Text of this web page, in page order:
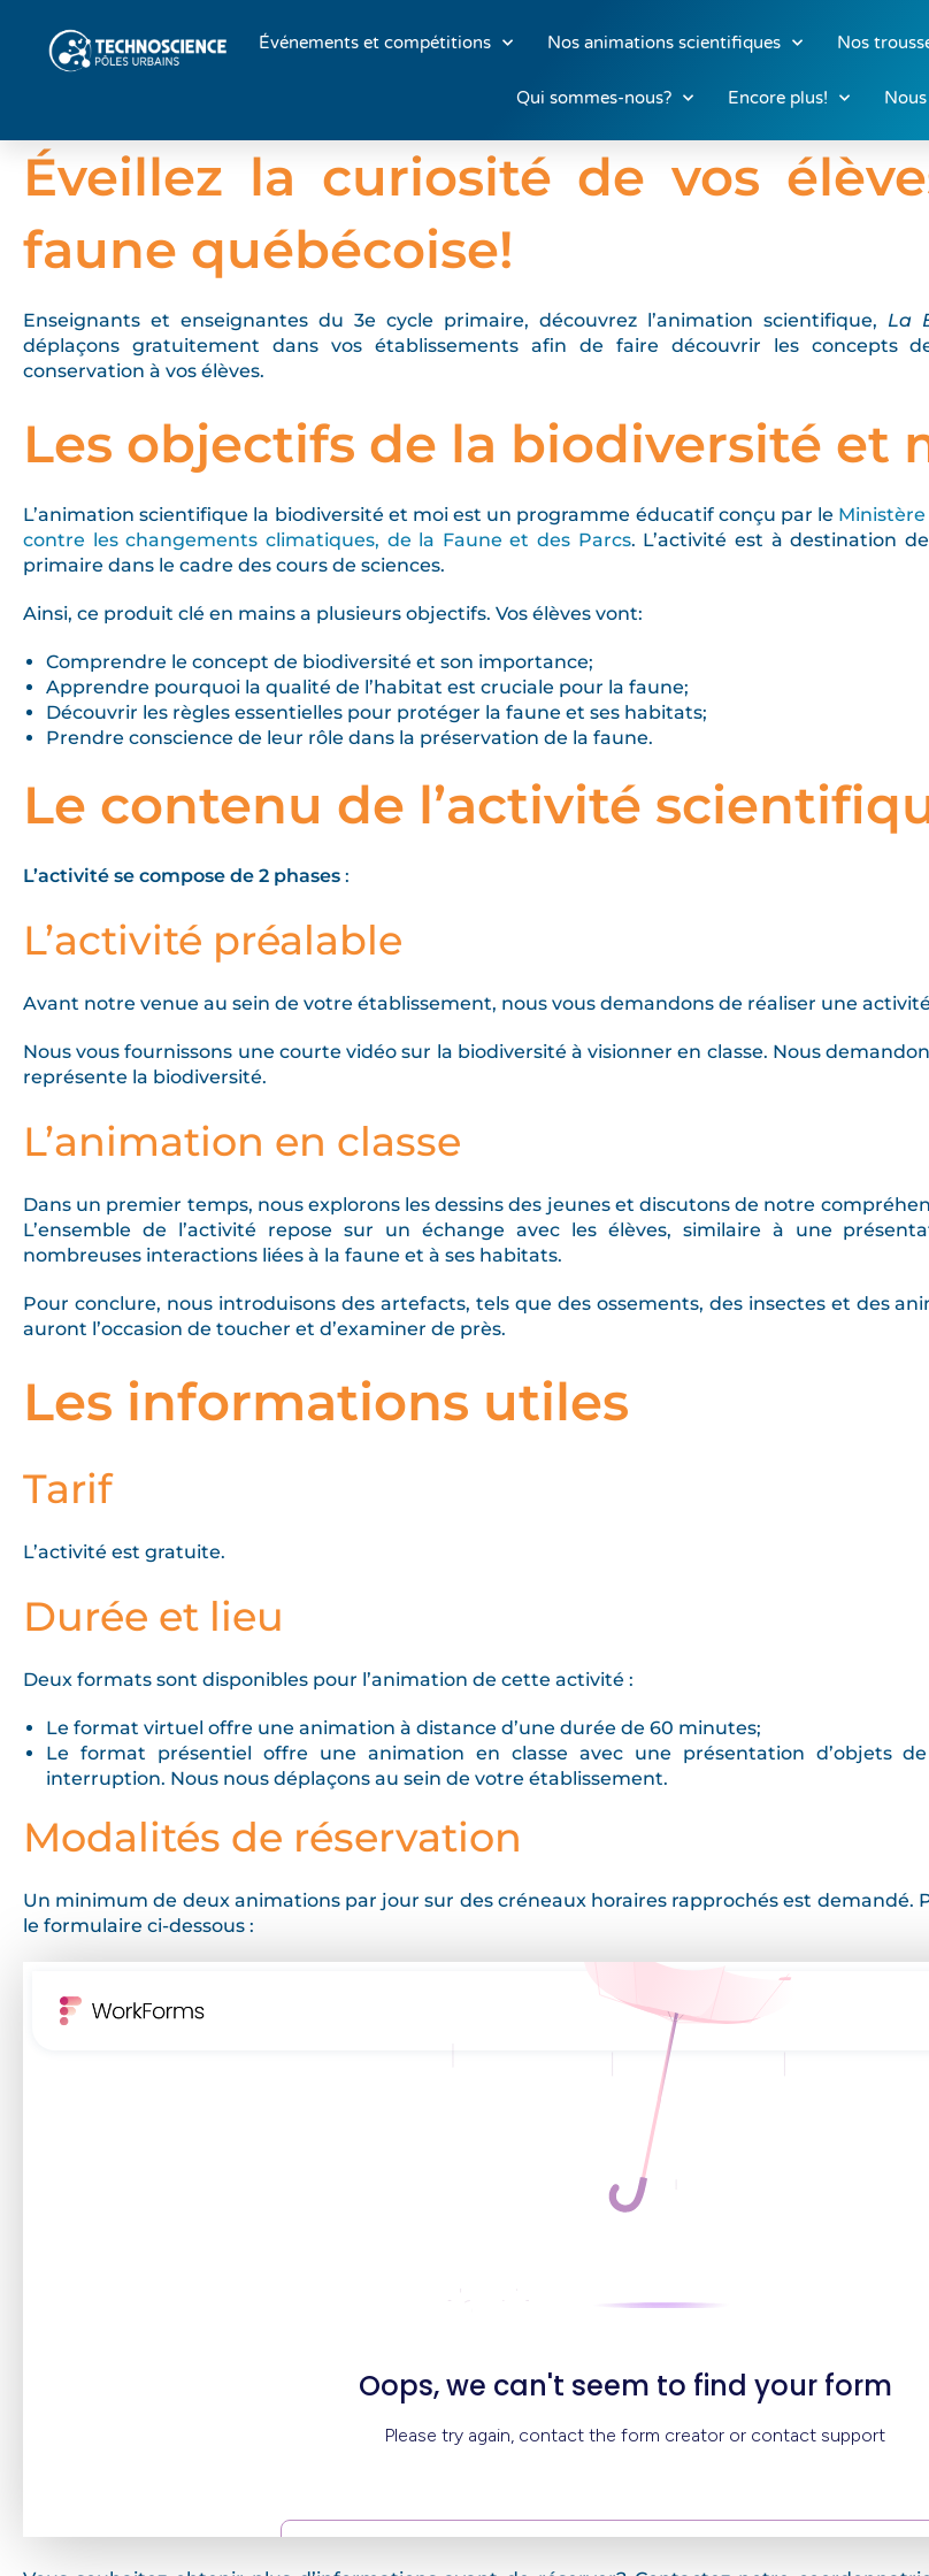
Événements et compétitions Nos animations scientifiques Nos
Qui sommes-nous? Encore plus!
Éveillez la curiosité de vos
faune québécoise!
Enseignants et enseignantes du 3e cycle primaire, découvrez l’animation scientifique, La
déplaçons gratuitement dans vos établissements afin de faire découvrir les concepts
conservation à vos élèves.
Les objectifs de la biodiversité et
L’animation scientifique la biodiversité et moi est un programme éducatif conçu par le
contre les changements climatiques, de la Faune et des Parcs. L’activité est à destination
primaire dans le cadre des cours de sciences.
Ainsi, ce produit clé en mains a plusieurs objectifs. Vos élèves vont:
Comprendre le concept de biodiversité et son importance;
Apprendre pourquoi la qualité de l’habitat est cruciale pour la faune;
Découvrir les règles essentielles pour protéger la faune et ses habitats;
Prendre conscience de leur rôle dans la préservation de la faune.
Le contenu de l’activité
L’activité se compose de 2 phases :
L’activité préalable
Avant notre venue au sein de votre établissement, nous vous demandons de réaliser une
Nous vous fournissons une courte vidéo sur la biodiversité à visionner en classe. Nous
représente la biodiversité.
L’animation en classe
Dans un premier temps, nous explorons les dessins des jeunes et discutons de notre
L’ensemble de l’activité repose sur un échange avec les élèves, similaire à une
nombreuses interactions liées à la faune et à ses habitats.
Pour conclure, nous introduisons des artefacts, tels que des ossements, des insectes et des
auront l’occasion de toucher et d’examiner de près.
Les informations utiles
Tarif
L’activité est gratuite.
Durée et lieu
Deux formats sont disponibles pour l’animation de cette activité :
Le format virtuel offre une animation à distance d’une durée de 60 minutes;
Le format présentiel offre une animation en classe avec une présentation d’objets
interruption. Nous nous déplaçons au sein de votre établissement.
Modalités de réservation
Un minimum de deux animations par jour sur des créneaux horaires rapprochés est demandé.
le formulaire ci-dessous :